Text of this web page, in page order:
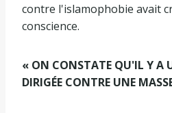
contre l'islamophobie avait
conscience.
« ON CONSTATE QU'IL Y A
DIRIGÉE CONTRE UNE